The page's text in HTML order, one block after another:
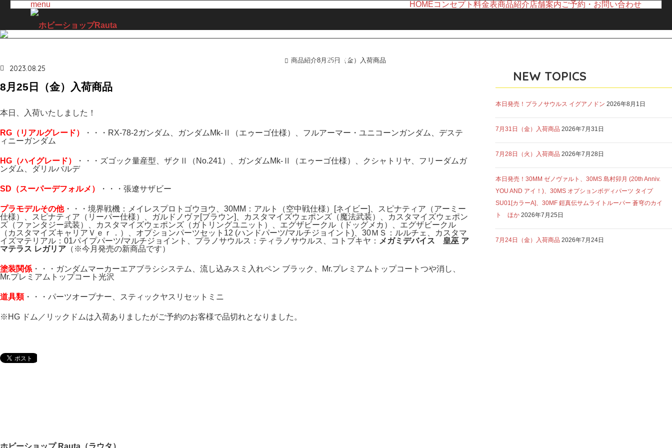
menu HOMEコンセプト 料金表商品紹介店舗案内ご予約・お問い合わせ
LINE UP
ホーム
商品紹介8月25日（金）入荷商品
2023.08.25
8月25日（金）入荷商品
本日、入荷いたしました！
RG（リアルグレード）
・・・RX-78-2ガンダム、ガンダムMk-Ⅱ（エゥーゴ仕様）、フルアーマー・ユニコーンガンダム、デステ
ィニーガンダム
HG（ハイグレード）
・・・ズゴック量産型、ザクⅡ（No.241）、ガンダムMk-Ⅱ（エゥーゴ仕様）、クシャトリヤ、フリーダムガ
ンダム、ダリルバルデ
SD（スーパーデフォルメ） ・・・張遼サザビー
プラモデルその他・・・境界戦機：メイレスプロトゴウヨウ、30MM：アルト（空中戦仕様）[ネイビー]、スピナティア（アーミー
仕様）、スピナティア（リーパー仕様）、ガルドノヴァ[ブラウン]、カスタマイズウェポンズ（魔法武装）、カスタマイズウェポン
ズ（ファンタジー武装）、カスタマイズウェポンズ（ガトリングユニット）、エグザビークル（ドッグメカ）、エグザビークル
（カスタマイズキャリアＶｅｒ．）、オプションパーツセット12 (ハンドパーツ/マルチジョイント)、30ＭＳ：ルルチェ、カスタマ
イズマテリアル：01パイプパーツ/マルチジョイント、プラノサウルス：ティラノサウルス、コトブキヤ： メガミデバイス 皇巫 ア
マテラス レガリア （※今月発売の新商品です）
塗装関係 ・・・ガンダムマーカーエアブラシシステム、流し込みスミ入れペン ブラック、Mr.プレミアムトップコートつや消し、
Mr.プレミアムトップコート光沢
道具類・・・パーツオープナー、スティックヤスリセットミニ
※HG ドム／リックドムは入荷ありましたがご予約のお客様で品切れとなりました。
NEW TOPICS
本日発売！プラノサウルス イグアノドン 2026年8月1日
7月31日（金）入荷商品 2026年7月31日
7月28日（火）入荷商品 2026年7月28日
本日発売！30MM ゼノヴァルト、30MS 島村卯月 (20th Anniv.
YOU AND アイ！)、30MS オプションボディパーツ タイプ
SU01[カラーA]、30MF 鎧真伝サムライトルーパー 蒼穹のカイ
ト ほか 2026年7月25日
7月24日（金）入荷商品 2026年7月24日